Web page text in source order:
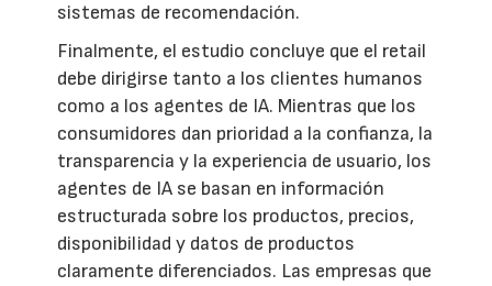
sistemas de recomendación.
Finalmente, el estudio concluye que el retail
debe dirigirse tanto a los clientes humanos
como a los agentes de IA. Mientras que los
consumidores dan prioridad a la confianza, la
transparencia y la experiencia de usuario, los
agentes de IA se basan en información
estructurada sobre los productos, precios,
disponibilidad y datos de productos
claramente diferenciados. Las empresas que